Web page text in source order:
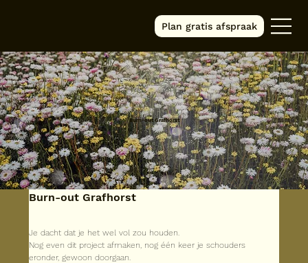
Plan gratis afspraak
Burn-out Grafhorst
Burn-out Grafhorst
Je dacht dat je het wel vol zou houden.
Nog even dit project afmaken, nog één keer je schouders
eronder, gewoon doorgaan.